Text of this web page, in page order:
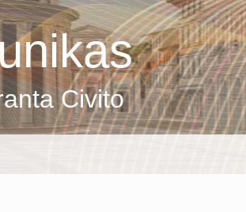
Civito